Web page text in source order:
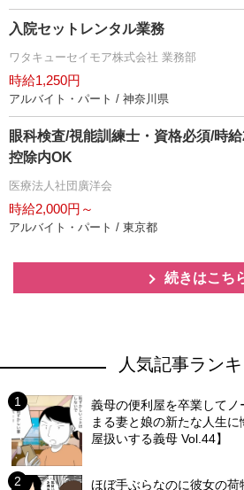
入院セットレンタル業務
ワタキューセイモア株式会社 業務部
時給1,250円
アルバイト・パート / 神奈川県
眼科検査/視能訓練士・資格必須/時
控除内OK
医療法人社団廣洋会
時給2,000円～
アルバイト・パート / 東京都
続きはこち
人気記事ラン
義母の便利屋を卒業して
まる妻と娘の新たな人生に
屋扱いする義母 Vol.44】
ほぼ手ぶらなのに彼女の